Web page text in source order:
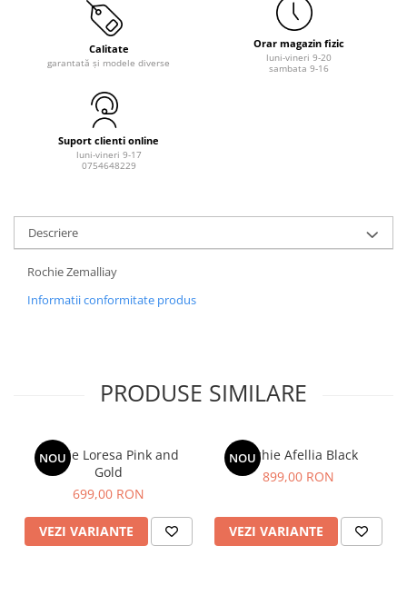
Calitate
garantată și modele diverse
Orar magazin fizic
luni-vineri 9-20
sambata 9-16
Suport clienti online
luni-vineri 9-17
0754648229
Descriere
Rochie Zemalliay
Informatii conformitate produs
PRODUSE SIMILARE
NOU
Rochie Loresa Pink and
Gold
699,00 RON
VEZI VARIANTE
NOU
Rochie Afellia Black
899,00 RON
VEZI VARIANTE